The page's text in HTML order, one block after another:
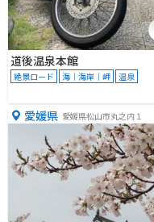
道後温泉本館
絶景ロード 海｜海岸｜岬 温泉
愛媛県 愛媛県松山市丸之内１